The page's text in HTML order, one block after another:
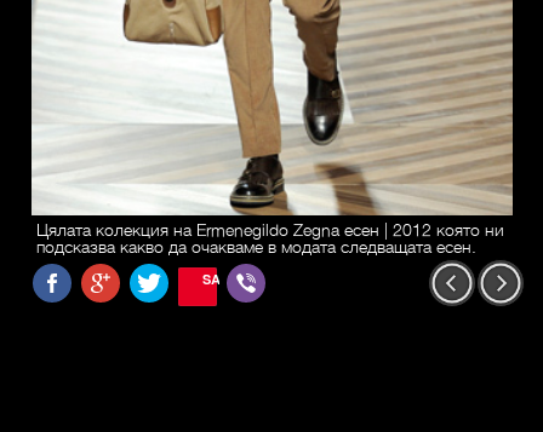
Цялата колекция на Ermenegildo Zegna есен | 2012 която ни
подсказва какво да очакваме в модата следващата есен.
SAVE